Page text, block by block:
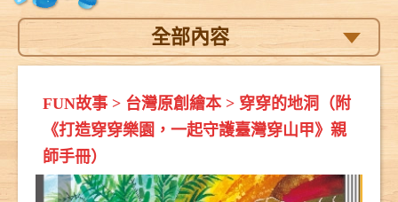
全部內容
FUN故事> 台灣原創繪本> 穿穿的地洞（附
《打造穿穿樂園，一起守護臺灣穿山甲》親
師手冊）